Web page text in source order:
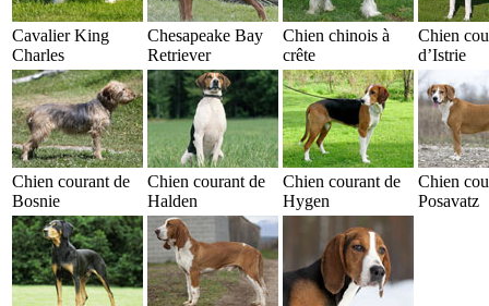
Cavalier King
Charles
Chesapeake Bay
Retriever
Chien chinois à
crête
Chien
d’Istrie
Chien courant de
Bosnie
Chien courant de
Halden
Chien courant de
Hygen
Chien
Posavatz